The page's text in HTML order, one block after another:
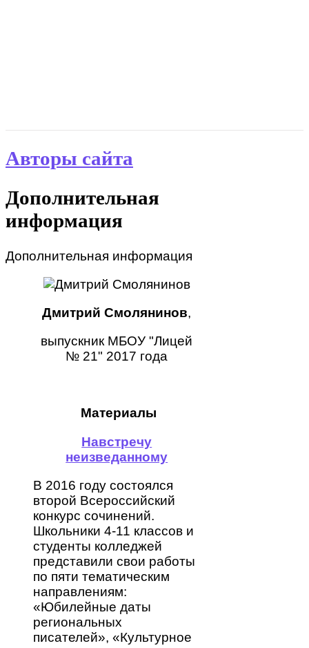
Авторы сайта
Дополнительная
информация
Дополнительная информация
Дмитрий Смолянинов,
выпускник МБОУ "Лицей
№ 21" 2017 года
Материалы
Навстречу
неизведанному
В 2016 году состоялся
второй Всероссийский
конкурс сочинений.
Школьники 4-11 классов и
студенты колледжей
представили свои работы
по пяти тематическим
направлениям:
«Юбилейные даты
региональных
писателей», «Культурное